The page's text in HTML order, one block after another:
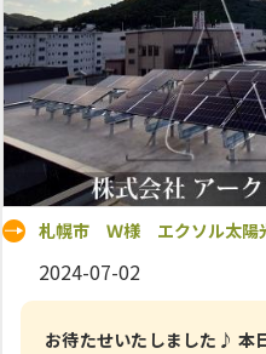
札幌市 Ｗ様 エクソル太陽
2024-07-02
お待たせいたしました♪ 本